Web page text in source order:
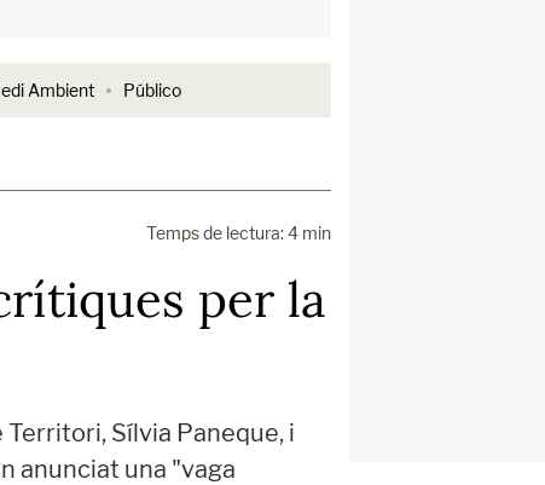
Ambient Público
Temps de lectura: 4 min
per la
Sílvia Paneque, i
anunciat una "vaga